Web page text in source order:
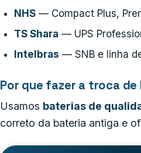
NHS— Compact Plus,
TS Shara — UPS
Intelbras — SNB e linha
Por que fazer a troca
Usamos baterias de
correto da bateria antiga e